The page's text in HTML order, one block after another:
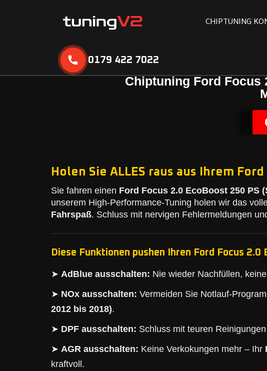
CHIPTUNING KO
0179 422 7022
Chiptuning Ford Focus
Holen Sie ALLES raus aus Ihrem
Sie fahren einen Ford Focus 2.0 EcoBoost 250 PS
unserem High-Performance-Tuning holen wir das
Fahrspaß. Schluss mit nervigen Fehlermeldungen
Diese Funktionen pushen Ihren Ford Focus
➤ AdBlue ausschalten: Nie wieder Nachfüllen,
➤ NOx ausschalten: Vermeiden Sie Notlauf-
2012 bis 2018).
➤ DPF ausschalten: Schluss mit teuren
➤ AGR ausschalten: Keine Verkokungen mehr – Ihr
kraftvoll.